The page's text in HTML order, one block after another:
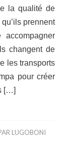
la qualité de
prennent
changent de
les transports
pour créer
[…]
LUGOBONI